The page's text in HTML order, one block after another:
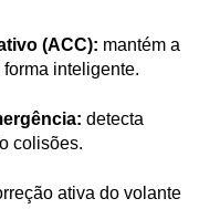
(ACC): mantém a
inteligente.
detecta
colisões.
ativa do volante